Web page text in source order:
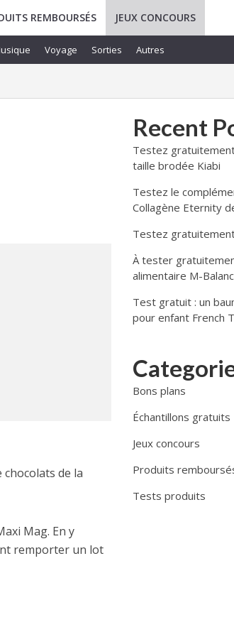
REMBOURSÉS JEUX CONCOURS
Voyage Sorties Autres
de la
Mag. En y
remporter un lot
Recent
Testez
taille brodée Kiabi
Testez le
Collagène Eternity
Testez
À tester
alimentaire M-
Test gratuit : un
pour enfant French
Bons plans
Échantillons gratuits
Jeux concours
Produits
Tests produits